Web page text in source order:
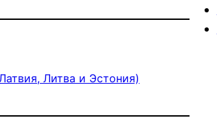
Литва и Эстония)